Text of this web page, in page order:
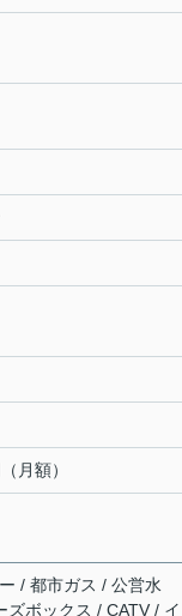
月額）
/ 都市ガス / 公営水
ボックス / CATV /